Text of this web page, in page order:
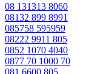
08 131313 8060
08132 899 8991
085758 595959
08222 9911 805
0852 1070 4040
0877 70 1000 70
081 6600 805